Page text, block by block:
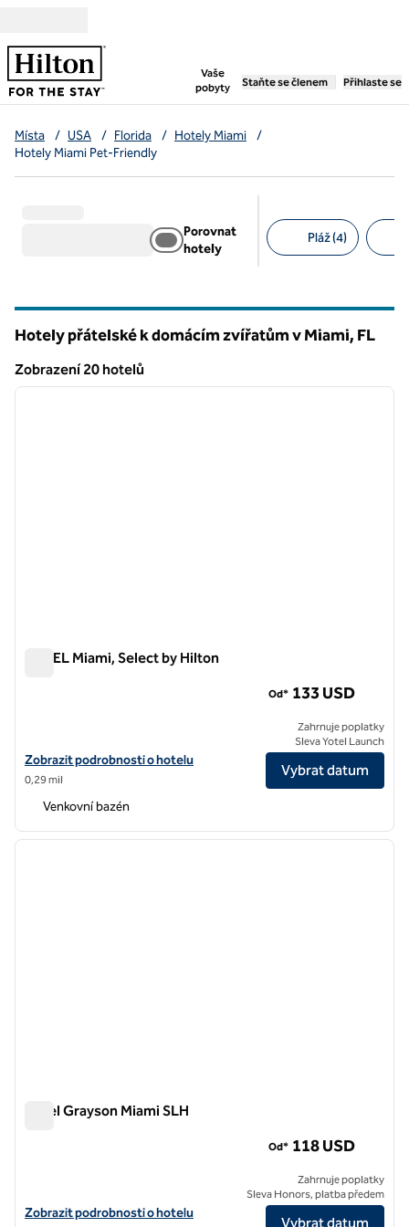
Vaše
pobyty
,otevře se nová záložka
Staňte se členem Přihlaste se
Místa / USA / Florida / Hotely Miami
/
Hotely Miami Pet-Friendly
Porovnat
hotely
Pláž (4)
Hotely přátelské k domácím zvířatům v Miami, FL
Zobrazení 20 hotelů
Zobrazení 20 hotelů
1 z 12
další
YOTEL Miami, Select by Hilton
Zobrazit podrobnosti o hotelu YOTEL Miami, Select by Hilton
Zobrazit podrobnosti o hotelu
0,29 mil
Od* 133 USD
Zahrnuje poplatky
Sleva Yotel Launch
Vybrat datum
Venkovní bazén
1 z 8
další
Hotel Grayson Miami SLH
Zobrazit detaily hotelu pro hotel Grayson Miami, SLH
Zobrazit podrobnosti o hotelu
Od* 118 USD
Zahrnuje poplatky
Sleva Honors, platba předem
Vybrat datum